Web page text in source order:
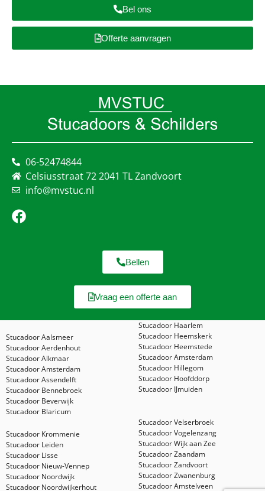
Bel ons
Offerte aanvragen
06-52474844
Celsiusstraat 72 2041 TL Zandvoort
info@mvstuc.nl
Bellen
Vraag een offerte aan
Stucadoor Aalsmeer
Stucadoor Aerdenhout
Stucadoor Alkmaar
Stucadoor Amsterdam
Stucadoor Assendelft
Stucadoor Bennebroek
Stucadoor Beverwijk
Stucadoor Blaricum
Stucadoor Haarlem
Stucadoor Heemskerk
Stucadoor Heemstede
Stucadoor Amsterdam
Stucadoor Hillegom
Stucadoor Hoofddorp
Stucadoor IJmuiden
Stucadoor Krommenie
Stucadoor Leiden
Stucadoor Lisse
Stucadoor Nieuw-Vennep
Stucadoor Noordwijk
Stucadoor Noordwijkerhout
Stucadoor Velserbroek
Stucadoor Vogelenzang
Stucadoor Wijk aan Zee
Stucadoor Zaandam
Stucadoor Zandvoort
Stucadoor Zwanenburg
Stucadoor Amstelveen